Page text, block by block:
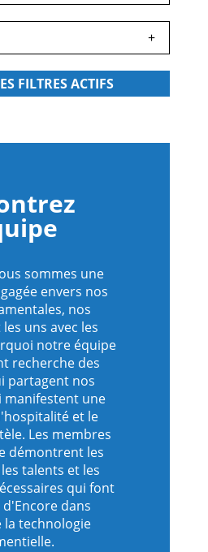
sommes une
envers nos
nos
uns avec les
notre équipe
recherche des
partagent nos
manifestent une
et le
Les membres
démontrent les
talents et les
qui font
dans
technologie